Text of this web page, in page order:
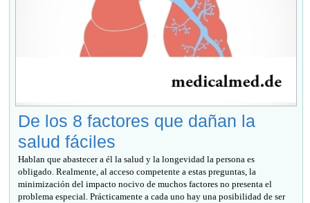
De los 8 factores que dañan la
salud fáciles
Hablan que abastecer a él la salud y la longevidad la persona es
obligado. Realmente, al acceso competente a estas preguntas, la
minimización del impacto nocivo de muchos factores no presenta el
problema especial. Prácticamente a cada uno hay una posibilidad de ser